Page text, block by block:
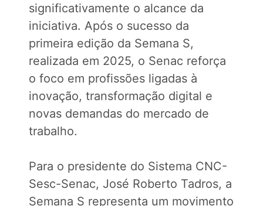
significativamente o alcance da
iniciativa. Após o sucesso da
primeira edição da Semana S,
realizada em 2025, o Senac reforça
o foco em profissões ligadas à
inovação, transformação digital e
novas demandas do mercado de
trabalho.
Para o presidente do Sistema CNC-
Sesc-Senac, José Roberto Tadros, a
Semana S representa um movimento